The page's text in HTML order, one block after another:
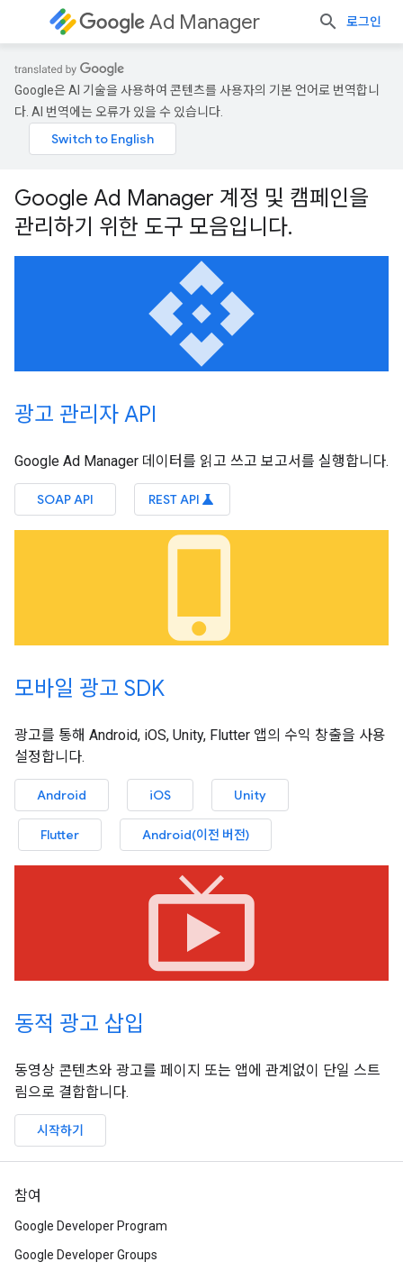
Ad Manager 로그인
Google은 AI 기술을 사용하여 콘텐츠를 사용자의 기본 언어로 번역합니
다. AI 번역에는 오류가 있을 수 있습니다.
Google Ad Manager 계정 및 캠페인을
관리하기 위한 도구 모음입니다.
api
광고 관리자 API
Google Ad Manager 데이터를 읽고 쓰고 보고서를 실행합니다.
SOAP API REST API science
phone_iphone
모바일 광고 SDK
광고를 통해 Android, iOS, Unity, Flutter 앱의 수익 창출을 사용
설정합니다.
Android iOS Unity
Flutter Android(이전 버전)
live_tv
동적 광고 삽입
동영상 콘텐츠와 광고를 페이지 또는 앱에 관계없이 단일 스트
림으로 결합합니다.
시작하기
참여
Google Developer Program
Google Developer Groups